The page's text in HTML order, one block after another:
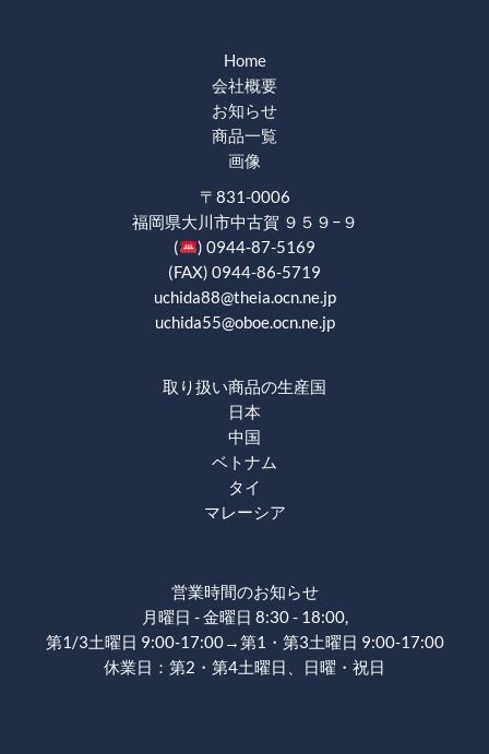
Home
会社概要
お知らせ
商品一覧
画像
〒831-0006
福岡県大川市中古賀 ９５９−９
(
) 0944-87-5169
(FAX) 0944-86-5719
uchida88@theia.ocn.ne.jp
uchida55@oboe.ocn.ne.jp
取り扱い商品の生産国
日本
中国
ベトナム
タイ
マレーシア
営業時間のお知らせ
月曜日 - 金曜日 8:30 - 18:00,
第1/3土曜日 9:00-17:00→第1・第3土曜日 9:00-17:00
休業日：第2・第4土曜日、日曜・祝日